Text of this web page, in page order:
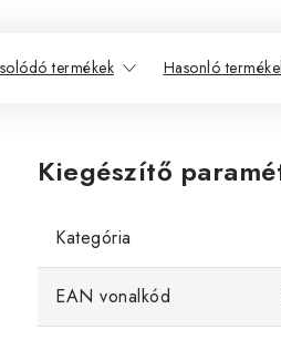
termékek Hasonló
Kiegészítő
Kategória
EAN vonalkód